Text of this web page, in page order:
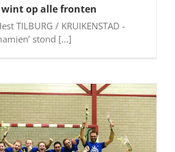
op alle fronten
TILBURG / KRUIKENSTAD -
stond [...]